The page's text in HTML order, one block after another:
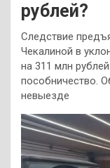
рублей?
Следствие
Чекалиной в
на 311 млн
пособничество.
невыезде